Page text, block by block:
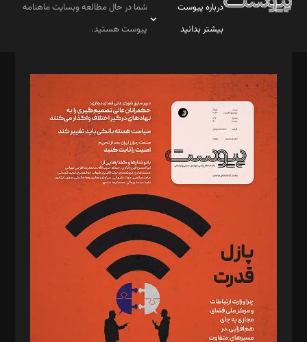
درباره پیوست
بیشتر بدانید
شما در حال مطالعه وبسایت ماهنامه
پیوست هستید.
مدیر مسئول: محمدباقر اثنی‌عشری
سردبیر: مهرک محمودی
دبیر تحریریه: میثم قاسمی
د‌بیر ناداستان: سمانه سمیع
د‌بیر خدمت و تجارت: ابوالفضل رجبی
د‌بیر حقوق فناوری: حسام‌الدین ایپکچی
د‌بیر پیوست جهان: مینا پاکدل
د‌بیر تحریریه آنلاین: بابک نقاش
تحریریه‌: مجتبی محمود‌ی، آرش برهمند، یسنا امان‌پور، سروش کرمیان،
مصطفی مسجدی آرانی، ابوالفضل رجبی، زهرا فکرانه، فائزه فتحی
رستمی،مصطفی باستان
ویرایش: نگار استاد‌‌آقا
طراح یونیفرم: مجید توکلی
فیلمبرداری و عکاسی: امیر شفیعی، مانی لطفی زاده